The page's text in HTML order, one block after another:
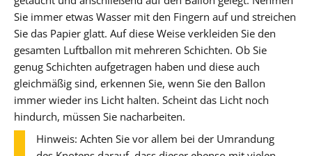
Sie immer etwas Wasser mit den Fingern auf und streichen
Sie das Papier glatt. Auf diese Weise verkleiden Sie den
gesamten Luftballon mit mehreren Schichten. Ob Sie
genug Schichten aufgetragen haben und diese auch
gleichmäßig sind, erkennen Sie, wenn Sie den Ballon
immer wieder ins Licht halten. Scheint das Licht noch
hindurch, müssen Sie nacharbeiten.
Hinweis: Achten Sie vor allem bei der Umrandung